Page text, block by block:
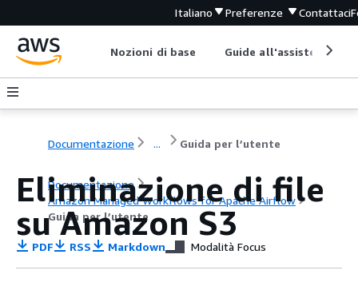
Italiano Preferenze Contattaci
Nozioni di base Guide all'assistenza
Documentazione ... Guida per l’utente
Documentazione
Amazon Managed Workflows for Apache Airflow
Guida per l’utente
Eliminazione di file
su Amazon S3
PDF RSS Markdown Modalità Focus